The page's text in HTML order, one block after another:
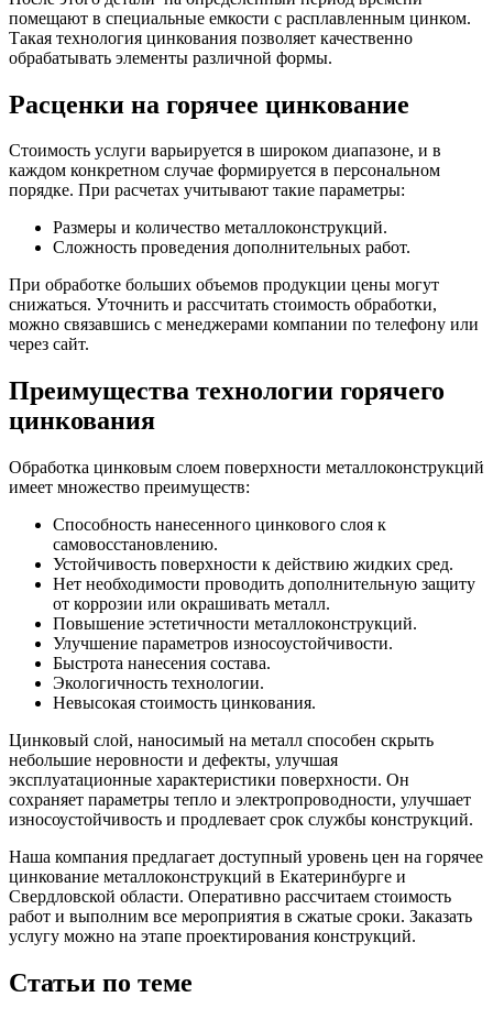
помещают в специальные емкости с расплавленным цинком.
Такая технология цинкования позволяет качественно
обрабатывать элементы различной формы.
Расценки на горячее цинкование
Стоимость услуги варьируется в широком диапазоне, и в
каждом конкретном случае формируется в персональном
порядке. При расчетах учитывают такие параметры:
Размеры и количество металлоконструкций.
Сложность проведения дополнительных работ.
При обработке больших объемов продукции цены могут
снижаться. Уточнить и рассчитать стоимость обработки,
можно связавшись с менеджерами компании по телефону или
через сайт.
Преимущества технологии горячего
цинкования
Обработка цинковым слоем поверхности металлоконструкций
имеет множество преимуществ:
Способность нанесенного цинкового слоя к
самовосстановлению.
Устойчивость поверхности к действию жидких сред.
Нет необходимости проводить дополнительную защиту
от коррозии или окрашивать металл.
Повышение эстетичности металлоконструкций.
Улучшение параметров износоустойчивости.
Быстрота нанесения состава.
Экологичность технологии.
Невысокая стоимость цинкования.
Цинковый слой, наносимый на металл способен скрыть
небольшие неровности и дефекты, улучшая
эксплуатационные характеристики поверхности. Он
сохраняет параметры тепло и электропроводности, улучшает
износоустойчивость и продлевает срок службы конструкций.
Наша компания предлагает доступный уровень цен на горячее
цинкование металлоконструкций в Екатеринбурге и
Свердловской области. Оперативно рассчитаем стоимость
работ и выполним все мероприятия в сжатые сроки. Заказать
услугу можно на этапе проектирования конструкций.
Статьи по теме